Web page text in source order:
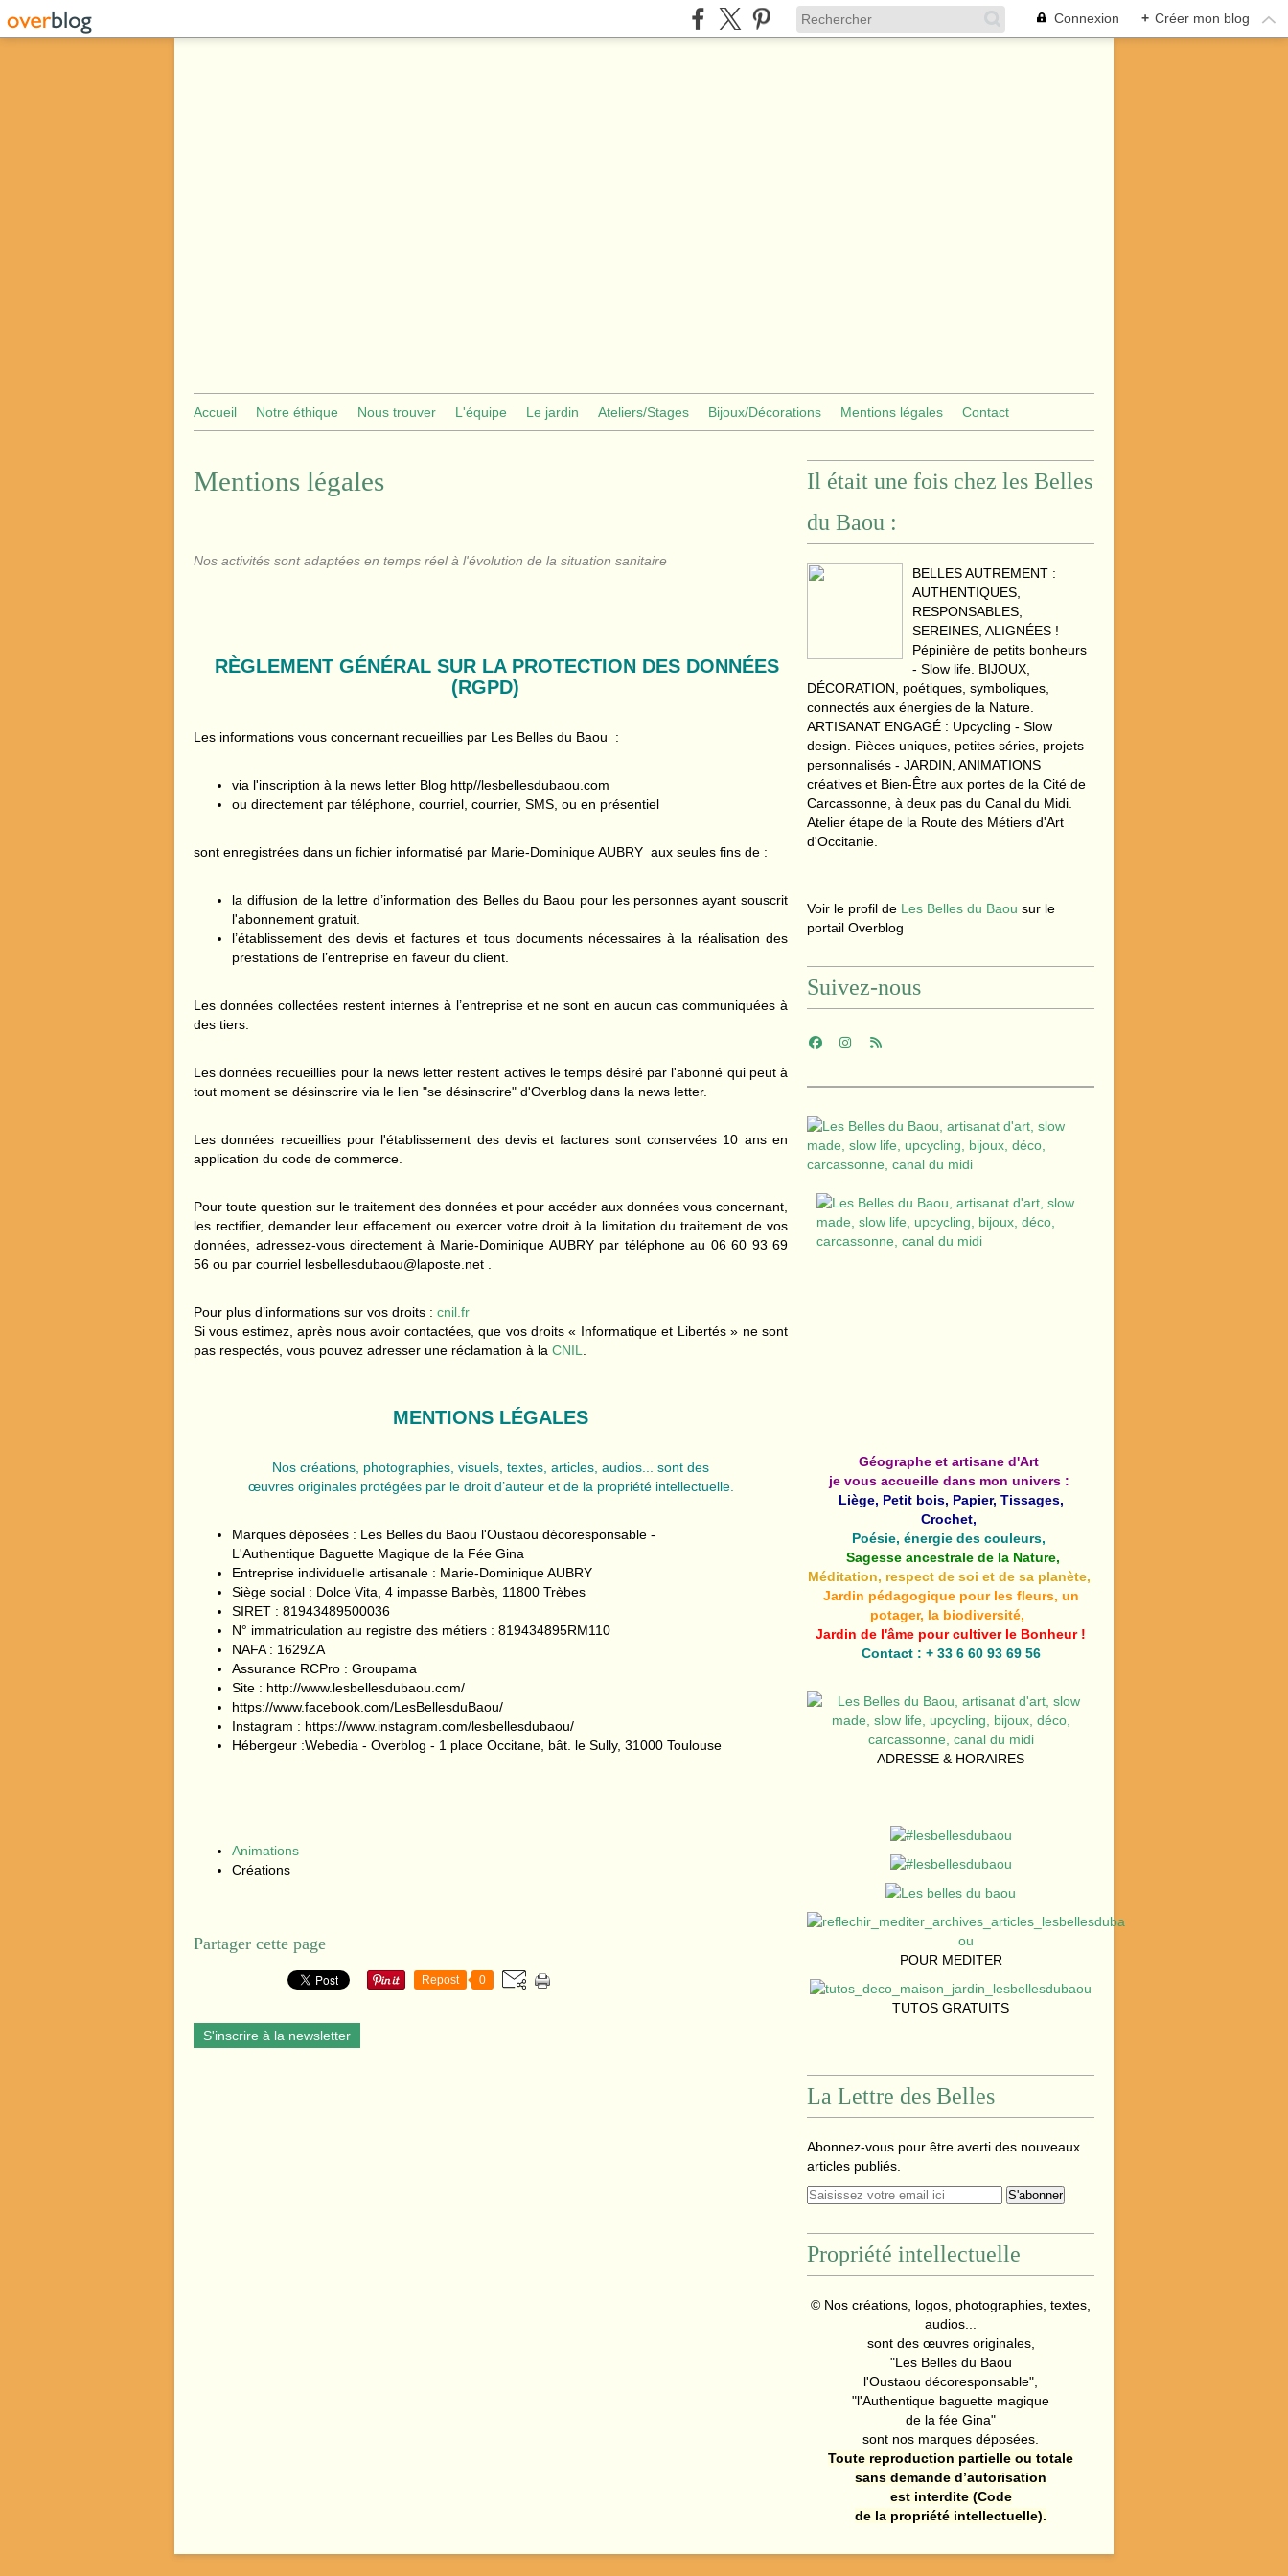
Connexion + Créer mon blog
Accueil Notre éthique Nous trouver L'équipe Le jardin Ateliers/Stages Bijoux/Décorations Mentions légales Contact
Mentions légales
Nos activités sont adaptées en temps réel à l'évolution de la situation sanitaire
RÈGLEMENT GÉNÉRAL SUR LA PROTECTION DES DONNÉES
(RGPD)
Les informations vous concernant recueillies par Les Belles du Baou :
via l'inscription à la news letter Blog http//lesbellesdubaou.com
ou directement par téléphone, courriel, courrier, SMS, ou en présentiel
sont enregistrées dans un fichier informatisé par Marie-Dominique AUBRY aux seules fins de :
la diffusion de la lettre d’information des Belles du Baou pour les personnes ayant souscrit
l'abonnement gratuit.
l’établissement des devis et factures et tous documents nécessaires à la réalisation des
prestations de l’entreprise en faveur du client.
Les données collectées restent internes à l’entreprise et ne sont en aucun cas communiquées à
des tiers.
Les données recueillies pour la news letter restent actives le temps désiré par l'abonné qui peut à
tout moment se désinscrire via le lien "se désinscrire" d'Overblog dans la news letter.
Les données recueillies pour l'établissement des devis et factures sont conservées 10 ans en
application du code de commerce.
Pour toute question sur le traitement des données et pour accéder aux données vous concernant,
les rectifier, demander leur effacement ou exercer votre droit à la limitation du traitement de vos
données, adressez-vous directement à Marie-Dominique AUBRY par téléphone au 06 60 93 69
56 ou par courriel lesbellesdubaou@laposte.net .
Pour plus d’informations sur vos droits : cnil.fr
Si vous estimez, après nous avoir contactées, que vos droits « Informatique et Libertés » ne sont
pas respectés, vous pouvez adresser une réclamation à la CNIL
MENTIONS LÉGALES
Nos créations, photographies, visuels, textes, articles, audios... sont des
œuvres originales protégées par le droit d’auteur et de la propriété intellectuelle.
Marques déposées : Les Belles du Baou l'Oustaou décoresponsable -
L'Authentique Baguette Magique de la Fée Gina
Entreprise individuelle artisanale : Marie-Dominique AUBRY
Siège social : Dolce Vita, 4 impasse Barbès, 11800 Trèbes
SIRET : 81943489500036
N° immatriculation au registre des métiers : 819434895RM110
NAFA : 1629ZA
Assurance RCPro : Groupama
Site : http://www.lesbellesdubaou.com/
https://www.facebook.com/LesBellesduBaou/
Instagram : https://www.instagram.com/lesbellesdubaou/
Hébergeur :Webedia - Overblog - 1 place Occitane, bât. le Sully, 31000 Toulouse
Animations
Créations
Partager cette page
Repost 0
S'inscrire à la newsletter
Il était une fois chez les Belles
du Baou :
BELLES AUTREMENT :
AUTHENTIQUES,
RESPONSABLES,
SEREINES, ALIGNÉES !
Pépinière de petits bonheurs
- Slow life. BIJOUX,
DÉCORATION, poétiques, symboliques,
connectés aux énergies de la Nature.
ARTISANAT ENGAGÉ : Upcycling - Slow
design. Pièces uniques, petites séries, projets
personnalisés - JARDIN, ANIMATIONS
créatives et Bien-Être aux portes de la Cité de
Carcassonne, à deux pas du Canal du Midi.
Atelier étape de la Route des Métiers d'Art
d'Occitanie.
Voir le profil de Les Belles du Baou sur le
portail Overblog
Suivez-nous
Géographe et artisane d'Art
je vous accueille dans mon univers :
Liège, Petit bois, Papier, Tissages,
Crochet,
Poésie, énergie des couleurs,
Sagesse ancestrale de la Nature,
Méditation, respect de soi et de sa planète,
Jardin pédagogique pour les fleurs, un
potager, la biodiversité,
Jardin de l'âme pour cultiver le Bonheur !
Contact : + 33 6 60 93 69 56
ADRESSE & HORAIRES
POUR MEDITER
TUTOS GRATUITS
La Lettre des Belles
Abonnez-vous pour être averti des nouveaux
articles publiés.
Propriété intellectuelle
© Nos créations, logos, photographies, textes,
audios...
sont des œuvres originales,
"Les Belles du Baou
l'Oustaou décoresponsable",
"l'Authentique baguette magique
de la fée Gina"
sont nos marques déposées.
Toute reproduction partielle ou totale
sans demande d’autorisation
est interdite (Code
de la propriété intellectuelle).